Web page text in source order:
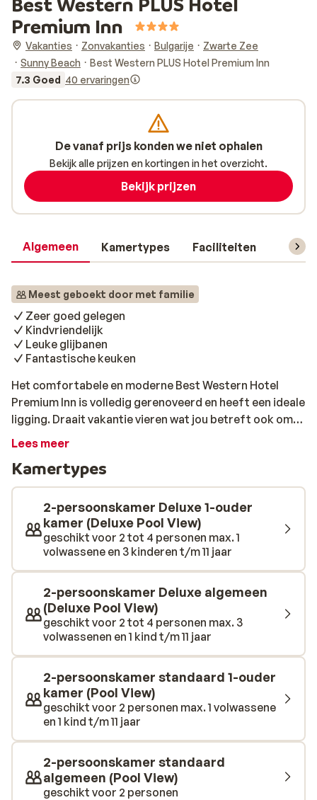
Premium Inn
Vakanties Zonvakanties Bulgarije
Zwarte Zee
Sunny Beach
Best Western PLUS Hotel Premium Inn
7.3 Goed 40 ervaringen
Algemeen Kamertypes Faciliteiten
Meest geboekt door met familie
Zeer goed gelegen
Kindvriendelijk
Leuke glijbanen
Fantastische keuken
Het comfortabele en moderne Best Western Hotel
Premium Inn is volledig gerenoveerd en heeft een ideale
ligging. Draait vakantie vieren wat jou betreft ook om
zwemmen in de zee en wandelen door het centrum? Dan
bereikbaar is. Je bent er al in een paar minuutjes lopen.
In het hotel is er van alles te doen. Er is een heel leuk
waterpark met glijbanen wat garant staat voor uren
waterpret. Ook al is het vakantie, je kunt in de open-
gym terecht voor wat sportieve activiteiten. Je
verblijft hier op basis van logies en ontbijt. Voor een
lekkere snack en een verkoelend drankje, kun je terecht
bij de pool/snackbar. Wil je liever helemaal verzorgd op
vakantie? Je kunt hier verblijven op basis van logies
ontbijt, halfpension en aIl inclusive. Smul van de
heerlijke gerechten van geweldige kwaliteit, die
geserveerd worden in het restaurant van het hotel. Je
vindt hier van alles en heb je echt tijd voor je zelf en voor
elkaar!
Lees meer
Kamertypes
2-persoonskamer Deluxe 1-ouder
kamer (Deluxe Pool View)
geschikt voor 2 tot 4 personen max. 1
volwassene en 3 kinderen t/m 11 jaar
2-persoonskamer Deluxe algemeen
(Deluxe Pool View)
geschikt voor 2 tot 4 personen max. 3
volwassenen en 1 kind t/m 11 jaar
2-persoonskamer standaard 1-ouder
kamer (Pool View)
geschikt voor 2 personen max. 1 volwassene
en 1 kind t/m 11 jaar
2-persoonskamer standaard
algemeen (Pool View)
geschikt voor 2 personen
De vanaf prijs konden we niet ophalen
Bekijk alle prijzen en kortingen in het overzicht.
Bekijk prijzen